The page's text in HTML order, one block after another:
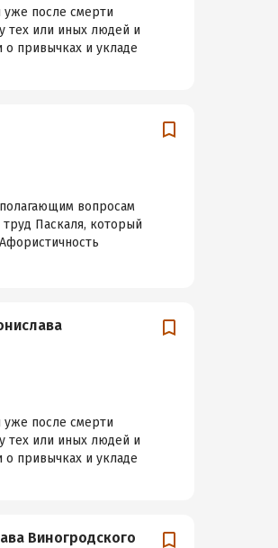
уже после смерти
тех или иных людей и
привычках и укладе
вопросам
Паскаля, который
уже после смерти
тех или иных людей и
привычках и укладе
Виногродского